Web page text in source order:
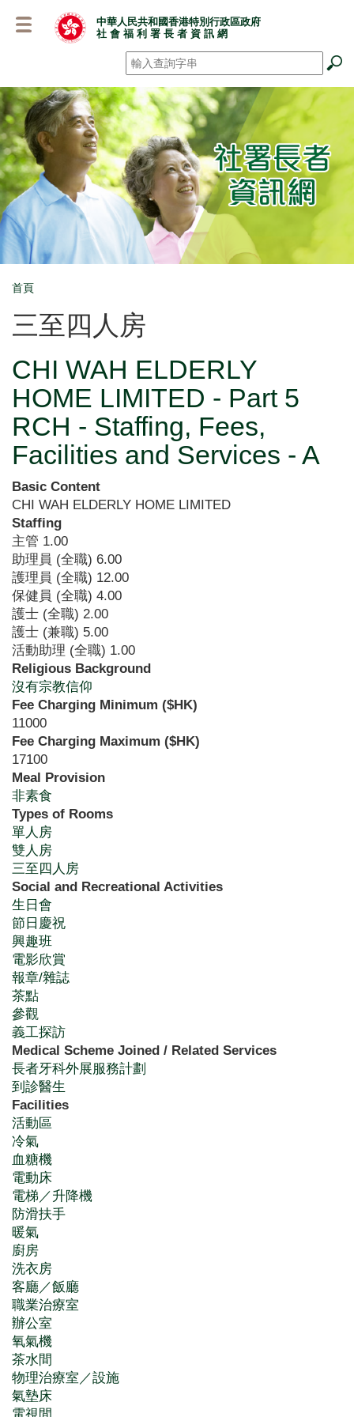
容
中華人民共和國香港特別行政區政府
社 會 福 利 署 長 者 資 訊 網
搜尋 *
Breadcrumb
首頁
三至四人房
CHI WAH ELDERLY
HOME LIMITED - Part 5
RCH - Staffing, Fees,
Facilities and Services - A
Basic Content
CHI WAH ELDERLY HOME LIMITED
Staffing
主管 1.00
助理員 (全職) 6.00
護理員 (全職) 12.00
保健員 (全職) 4.00
護士 (全職) 2.00
護士 (兼職) 5.00
活動助理 (全職) 1.00
Religious Background
沒有宗教信仰
Fee Charging Minimum ($HK)
11000
Fee Charging Maximum ($HK)
17100
Meal Provision
非素食
Types of Rooms
單人房
雙人房
三至四人房
Social and Recreational Activities
生日會
節日慶祝
興趣班
電影欣賞
報章/雜誌
茶點
參觀
義工探訪
Medical Scheme Joined / Related Services
長者牙科外展服務計劃
到診醫生
Facilities
活動區
冷氣
血糖機
電動床
電梯／升降機
防滑扶手
暖氣
廚房
洗衣房
客廳／飯廳
職業治療室
辦公室
氧氣機
茶水間
物理治療室／設施
氣墊床